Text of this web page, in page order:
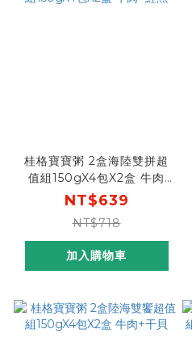
桂格寶寶粥 2盒海陸雙拼超
值組150gX4包X2盒 牛肉
+鮭魚
NT$639
NT$718
加入購物車